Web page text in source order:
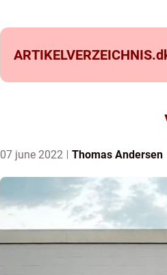
ARTIKELVERZEICHNIS.
07 june 2022 Thomas Andersen